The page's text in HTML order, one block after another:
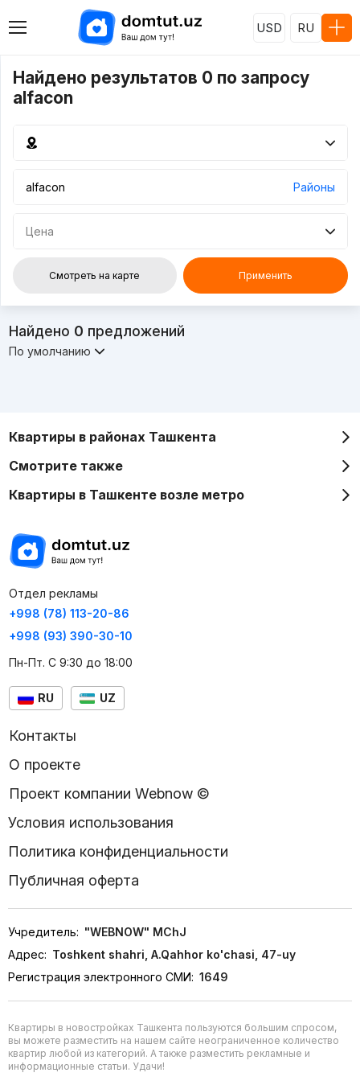
USD RU
Найдено результатов 0 по запросу
alfacon
Районы
Цена
Смотреть на карте Применить
Найдено 0 предложений
По умолчанию
Квартиры в районах Ташкента
Смотрите также
Квартиры в Ташкенте возле метро
Отдел рекламы
+998 (78) 113-20-86
+998 (93) 390-30-10
Пн-Пт. С 9:30 до 18:00
RU UZ
Контакты
О проекте
Проект компании Webnow ©
Условия использования
Политика конфиденциальности
Публичная оферта
Учредитель: "WEBNOW" MChJ
Адрес: Toshkent shahri, A.Qahhor ko'chasi, 47-uy
Регистрация электронного СМИ: 1649
Квартиры в новостройках Ташкента пользуются большим спросом,
вы можете разместить на нашем сайте неограниченное количество
квартир любой из категорий. А также разместить рекламные и
информационные статьи. Удачи!